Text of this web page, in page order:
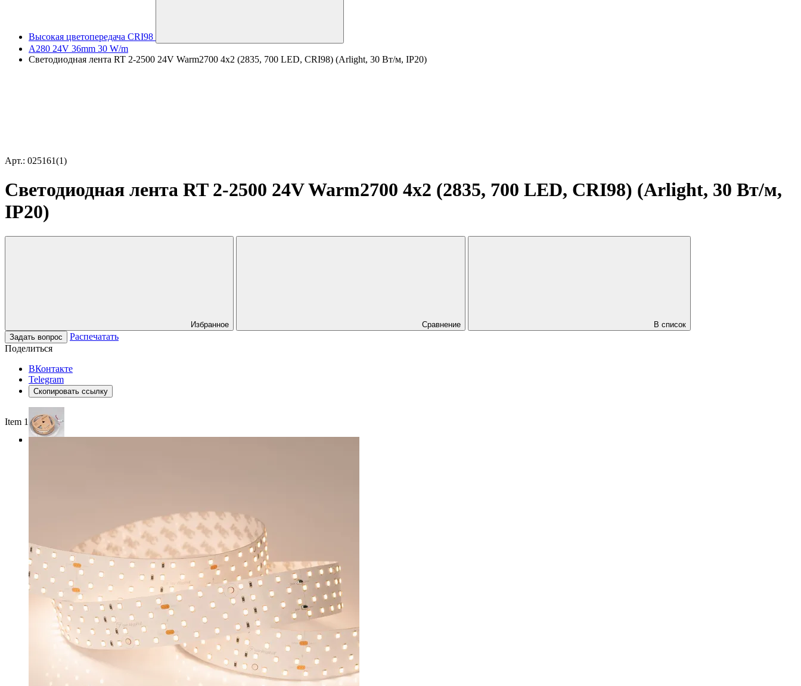
Высокая цветопередача CRI98
A280 24V 36mm 30 W/m
Светодиодная лента RT 2-2500 24V Warm2700 4x2 (2835, 700 LED, CRI98) (Arlight, 30 Вт/м, IP20)
Арт.: 025161(1)
Светодиодная лента RT 2-2500 24V Warm2700 4x2 (2835, 700 LED, CRI98) (Arlight, 30 Вт/м,
IP20)
Избранное Сравнение
В список
Задать вопрос
Распечатать
Поделиться
ВКонтакте
Telegram
Скопировать ссылку
Item 1 of 3